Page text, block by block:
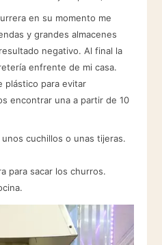
en su momento me
y grandes almacenes
negativo. Al final la
enfrente de mi casa.
plástico para evitar
encontrar una a partir de 10
cuchillos o unas tijeras.
para sacar los churros.